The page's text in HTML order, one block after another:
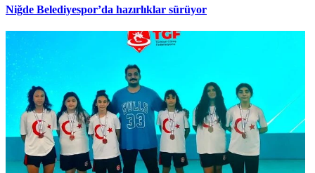
Niğde Belediyespor’da hazırlıklar sürüyor